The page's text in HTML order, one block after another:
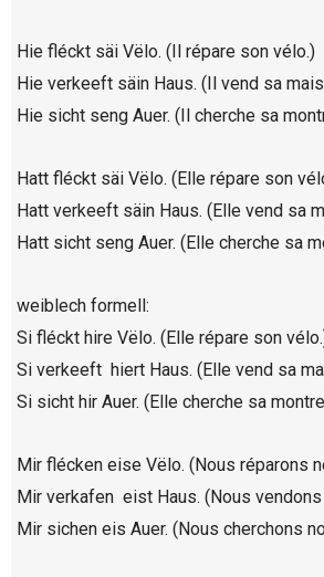
Hie fléckt säi Vëlo. (Il répare son vélo.)
Hie verkeeft säin Haus. (Il vend sa
Hie sicht seng Auer. (Il cherche sa
Hatt fléckt säi Vëlo. (Elle répare son
Hatt verkeeft säin Haus. (Elle vend sa
Hatt sicht seng Auer. (Elle cherche sa
weiblech formell:
Si fléckt hire Vëlo. (Elle répare son
Si verkeeft hiert Haus. (Elle vend sa
Si sicht hir Auer. (Elle cherche sa
Mir flécken eise Vëlo. (Nous réparons
Mir verkafen eist Haus. (Nous
Mir sichen eis Auer. (Nous cherchons